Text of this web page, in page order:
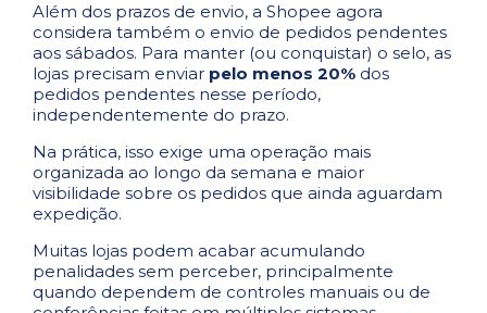
Além dos prazos de envio, a Shopee agora
considera também o envio de pedidos pendentes
aos sábados. Para manter (ou conquistar) o selo, as
lojas precisam enviar pelo menos 20% dos
pedidos pendentes nesse período,
independentemente do prazo.
Na prática, isso exige uma operação mais
organizada ao longo da semana e maior
visibilidade sobre os pedidos que ainda aguardam
expedição.
Muitas lojas podem acabar acumulando
penalidades sem perceber, principalmente
quando dependem de controles manuais ou de